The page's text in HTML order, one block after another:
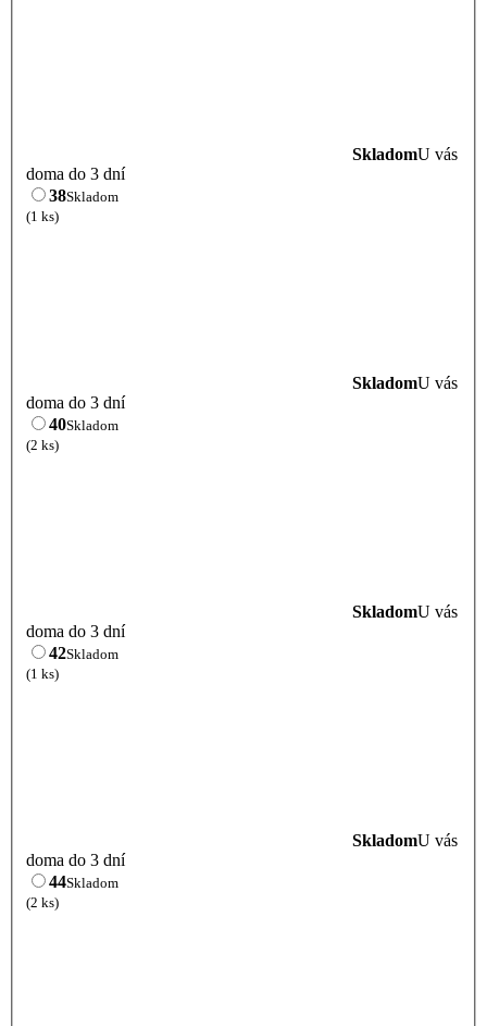
SkladomU vás
doma do 3 dní
38Skladom
(1 ks)
SkladomU vás
doma do 3 dní
40Skladom
(2 ks)
SkladomU vás
doma do 3 dní
42Skladom
(1 ks)
SkladomU vás
doma do 3 dní
44Skladom
(2 ks)